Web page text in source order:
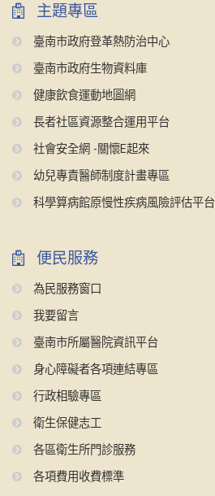
主題專區
臺南市政府登革熱防治中心
臺南市政府生物資料庫
健康飲食運動地圖網
長者社區資源整合運用平台
社會安全網 -關懷E起來
幼兒專責醫師制度計畫專區
科學算病館原慢性疾病風險評估平台
便民服務
為民服務窗口
我要留言
臺南市所屬醫院資訊平台
身心障礙者各項連結專區
行政相驗專區
衛生保健志工
各區衛生所門診服務
各項費用收費標準